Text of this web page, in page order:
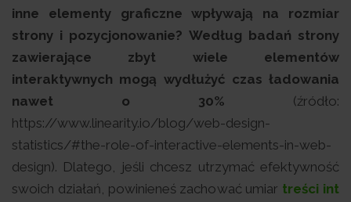
inne elementy graficzne wpływają na rozmiar
strony i pozycjonowanie? Według badań strony
zawierające zbyt wiele elementów
interaktywnych mogą wydłużyć czas ładowania
nawet o 30% (źródło:
https://www.linearity.io/blog/web-design-
statistics/#the-role-of-interactive-elements-in-web-
design). Dlatego, jeśli chcesz utrzymać efektywność
swoich działań, powinieneś zachować umiar treści int